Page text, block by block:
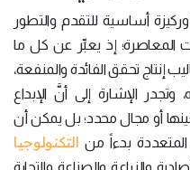
وركيزة أساسية للتقدم والتطور
المعاصرة؛ إذ يعبِّر عن كل ما
إنتاج تحقق الفائدة والمنفعة،
الإشارة إلى أنَّ الإبداع
أو مجال محدد؛ بل يمكن أن
بدءاً من التكنولوجيا
والزراعة والصناعة والتجارة